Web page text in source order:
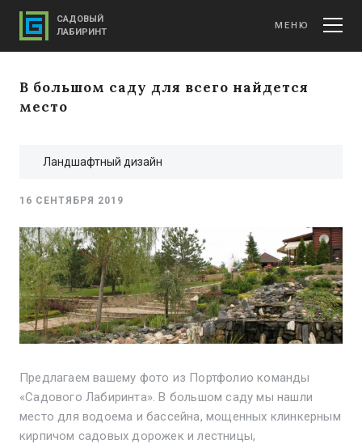
В большом саду для всего найдется
место
Ландшафтный дизайн
16 СЕНТЯБРЯ 2019
Предлагаем вашему фото из Портфолио команды
«Садового Лабиринта». В большом саду мы нашли
место для водоема и бассейна, мощенных клинкерным
кирпичом садовых дорожек и лестницы,
САДОВЫЙ
ЛАБИРИНТ
МЕНЮ